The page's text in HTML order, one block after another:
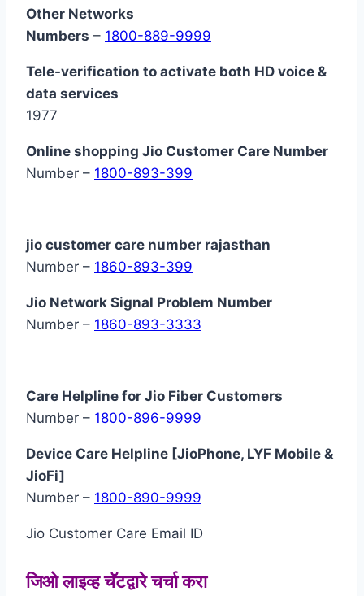
Other Networks
Numbers – 1800-889-9999
Tele-verification to activate both HD voice &
data services
1977
Online shopping Jio Customer Care Number
Number – 1800-893-399
jio customer care number rajasthan
Number – 1860-893-399
Jio Network Signal Problem Number
Number – 1860-893-3333
Care Helpline for Jio Fiber Customers
Number – 1800-896-9999
Device Care Helpline [JioPhone, LYF Mobile &
JioFi]
Number – 1800-890-9999
Jio Customer Care Email ID
जिओ लाइव्ह चॅटद्वारे चर्चा करा